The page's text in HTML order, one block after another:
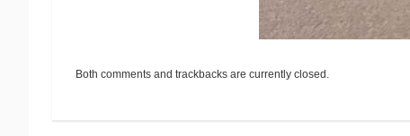
Both comments and trackbacks are currently closed.